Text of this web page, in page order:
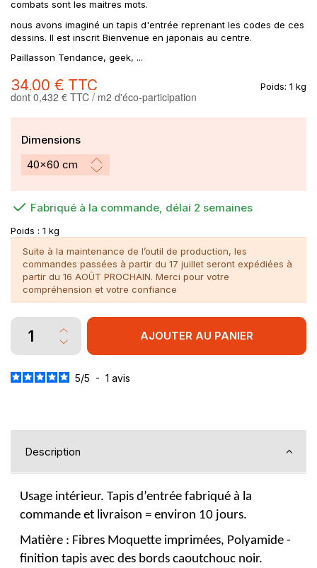
combats sont les maitres mots.
nous avons imaginé un tapis d'entrée reprenant les codes de ces
dessins. Il est inscrit Bienvenue en japonais au centre.
Paillasson Tendance, geek, ...
34,00 € TTC Poids: 1 kg
dont 0,432 € TTC / m2 d'éco-participation
Dimensions
Fabriqué à la commande, délai 2 semaines
Poids : 1 kg
Suite à la maintenance de l’outil de production, les
commandes passées à partir du 17 juillet seront expédiées à
partir du 16 AOÛT PROCHAIN. Merci pour votre
compréhension et votre confiance
AJOUTER AU PANIER
5/5 - 1 avis
Description
Usage intérieur. Tapis d’entrée fabriqué à la
commande et livraison = environ 10 jours.
Matière : Fibres Moquette imprimées, Polyamide -
finition tapis avec des bords caoutchouc noir.